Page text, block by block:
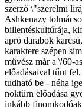
szerző \"szerelmi
Ashkenazy
billentéskultúrája,
apró darabok
karaktere szépen
művész már a \'60-
előadásaival tűnt
tudható be - néha
noktürn előadása
inkább